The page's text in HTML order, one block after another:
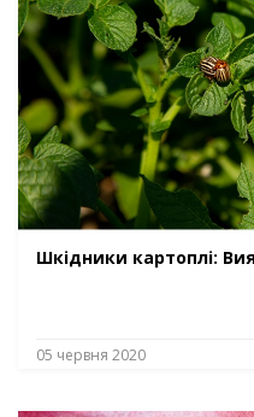
Шкідники картоплі:
05 червня 2020